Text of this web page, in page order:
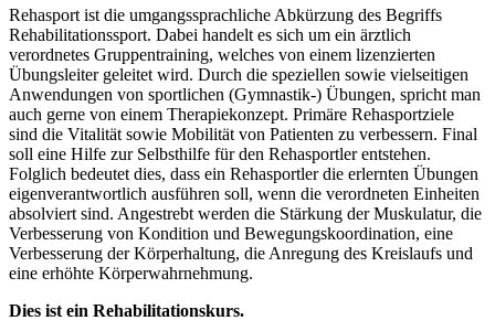
Rehasport ist die umgangssprachliche Abkürzung des Begriffs
Rehabilitationssport. Dabei handelt es sich um ein ärztlich
verordnetes Gruppentraining, welches von einem lizenzierten
Übungsleiter geleitet wird. Durch die speziellen sowie vielseitigen
Anwendungen von sportlichen (Gymnastik-) Übungen, spricht man
auch gerne von einem Therapiekonzept. Primäre Rehasportziele
sind die Vitalität sowie Mobilität von Patienten zu verbessern. Final
soll eine Hilfe zur Selbsthilfe für den Rehasportler entstehen.
Folglich bedeutet dies, dass ein Rehasportler die erlernten Übungen
eigenverantwortlich ausführen soll, wenn die verordneten Einheiten
absolviert sind. Angestrebt werden die Stärkung der Muskulatur, die
Verbesserung von Kondition und Bewegungskoordination, eine
Verbesserung der Körperhaltung, die Anregung des Kreislaufs und
eine erhöhte Körperwahrnehmung.
Dies ist ein Rehabilitationskurs.